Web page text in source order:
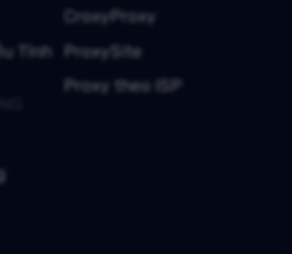
Tĩnh
CroxyProxy
ProxySite
Proxy theo ISP